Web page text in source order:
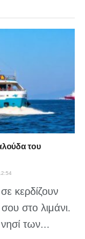
του
κερδίζουν
στο λιμάνι.
των...